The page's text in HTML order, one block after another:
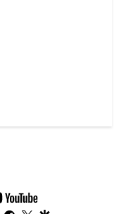
youtube-
footer